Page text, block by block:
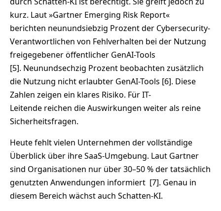
kurz. Laut »Gartner Emerging Risk Report«
berichten neunundsiebzig Prozent der Cybersecurity-
Verantwortlichen von Fehlverhalten bei der Nutzung
freigegebener öffentlicher GenAI-Tools
[5]. Neunundsechzig Prozent beobachten zusätzlich
die Nutzung nicht erlaubter GenAI-Tools [6]. Diese
Zahlen zeigen ein klares Risiko. Für IT-
Leitende reichen die Auswirkungen weiter als reine
Sicherheitsfragen.
Heute fehlt vielen Unternehmen der vollständige
Überblick über ihre SaaS-Umgebung. Laut Gartner
sind Organisationen nur über 30–50 % der tatsächlich
genutzten Anwendungen informiert [7]. Genau in
diesem Bereich wächst auch Schatten-KI.